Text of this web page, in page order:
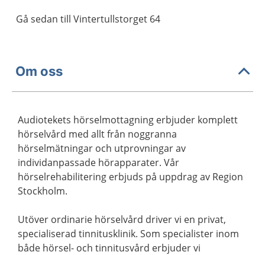
Gå sedan till Vintertullstorget 64
Om oss
Audiotekets hörselmottagning erbjuder komplett
hörselvård med allt från noggranna
hörselmätningar och utprovningar av
individanpassade hörapparater. Vår
hörselrehabilitering erbjuds på uppdrag av Region
Stockholm.
Utöver ordinarie hörselvård driver vi en privat,
specialiserad tinnitusklinik. Som specialister inom
både hörsel- och tinnitusvård erbjuder vi